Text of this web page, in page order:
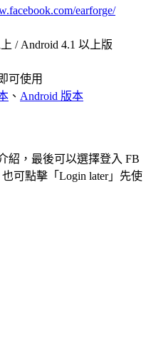
earforge/
/ Android 4.1 以上版
可使用
、 Android 版本
紹，最後可以選擇登入 FB
可點擊「Login later」先使